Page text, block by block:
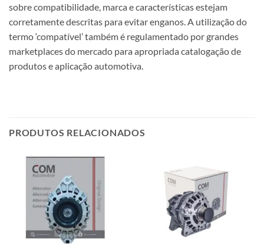
sobre compatibilidade, marca e características estejam
corretamente descritas para evitar enganos. A utilização do
termo ‘compatível’ também é regulamentado por grandes
marketplaces do mercado para apropriada catalogação de
produtos e aplicação automotiva.
PRODUTOS RELACIONADOS